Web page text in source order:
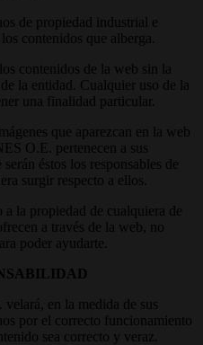
de propiedad industrial e
contenidos que alberga.
contenidos de la web sin la
la entidad. Cualquier uso de la
una finalidad particular.
que aparezcan en la web
O.E. pertenecen a sus
éstos los responsables de
surgir respecto a ellos.
a la propiedad de cualquiera de
a través de la web, no
poder ayudarte.
en la medida de sus
por el correcto funcionamiento
sea correcto y veraz.